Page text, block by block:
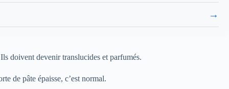
→
doivent devenir translucides et parfumés.
de pâte épaisse, c’est normal.